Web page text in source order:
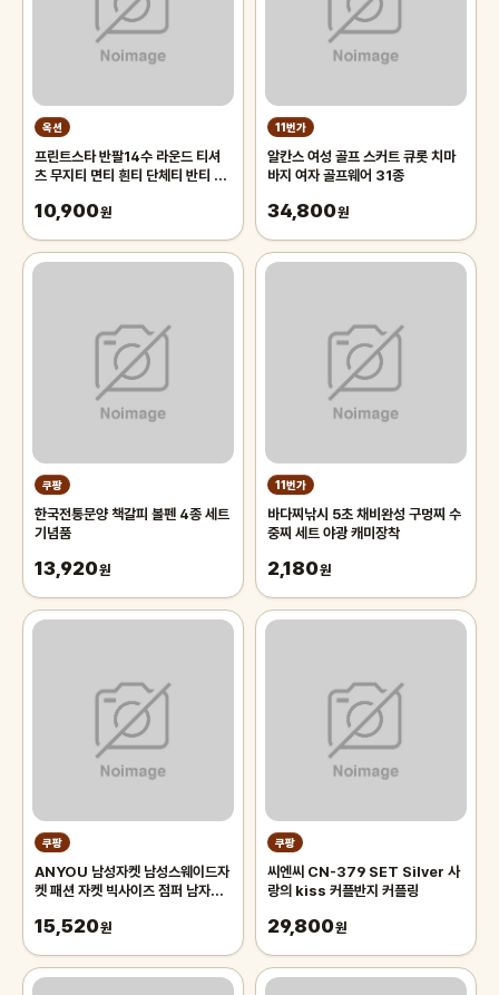
옥션
프린트스타 반팔14수 라운드 티셔
츠 무지티 면티 흰티 단체티 반티 아
10,900원
11번가
알칸스 여성 골프 스커트 큐롯 치마
바지 여자 골프웨어 31종
34,800원
쿠팡
한국전통문양 책갈피 볼펜 4종 세트
기념품
13,920원
11번가
바다찌낚시 5초 채비완성 구멍찌 수
중찌 세트 야광 캐미장착
2,180원
쿠팡
ANYOU 남성자켓 남성스웨이드자
켓 패션 자켓 빅사이즈 점퍼 남자자
15,520원
쿠팡
씨엔씨 CN-379 SET Silver 사
랑의 kiss 커플반지 커플링
29,800원